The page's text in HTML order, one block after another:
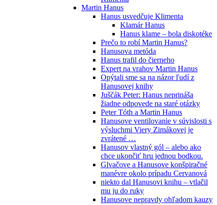
Martin Hanus
Hanus usvedčuje Klimenta
Klamár Hanus
Hanus klame – bola diskotéke
Prečo to robí Martin Hanus?
Hanusova metóda
Hanus trafil do čierneho
Expert na vrahov Martin Hanus
Opýtali sme sa na názor ľudí z
Hanusovej knihy
Juščák Peter: Hanus neprináša
žiadne odpovede na staré otázky
Peter Tóth a Martin Hanus
Hanusove ventilovanie v súvislosti s
výsluchmi Viery Zimákovej je
zvrátené …
Hanusov vlastný gól – alebo ako
chce ukončiť hru jednou bodkou.
Glvačove a Hanusove konšpiračné
manévre okolo prípadu Cervanová
niekto dal Hanusovi knihu – vtlačil
mu ju do ruky
Hanusove nepravdy ohľadom kauzy